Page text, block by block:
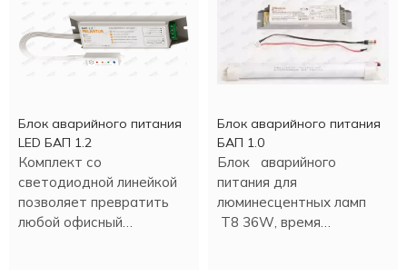
Блок аварийного питания
LED БАП 1.2
Комплект со
светодиодной линейкой
позволяет превратить
любой офисный
Блок аварийного питания
БАП 1.0
Блок аварийного
питания для
люминесцентных ламп
Т8 36W, время